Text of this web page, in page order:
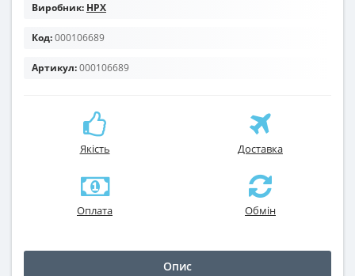
Виробник: HPX
Код:000106689
Артикул:000106689
Якість Доставка
Оплата Обмін
Опис